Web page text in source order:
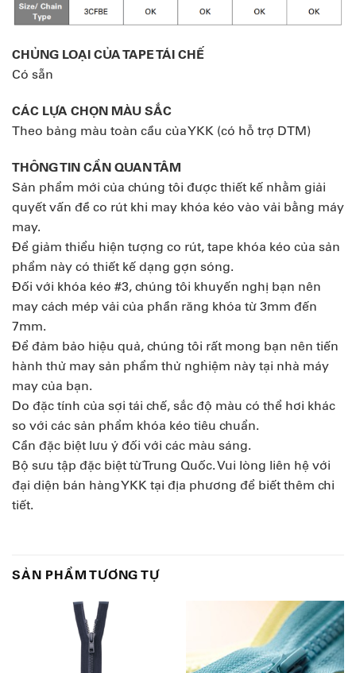
CHỦNG LOẠI CỦA TAPE TÁI CHẾ
Có sẵn
CÁC LỰA CHỌN MÀU SẮC
Theo bảng màu toàn cầu của YKK (có hỗ trợ DTM)
THÔNG TIN CẦN QUAN TÂM
Sản phẩm mới của chúng tôi được thiết kế nhằm giải
quyết vấn đề co rút khi may khóa kéo vào vải bằng máy
may.
Để giảm thiểu hiện tượng co rút, tape khóa kéo của sản
phẩm này có thiết kế dạng gợn sóng.
Đối với khóa kéo #3, chúng tôi khuyến nghị bạn nên
may cách mép vải của phần răng khóa từ 3mm đến
7mm.
Để đảm bảo hiệu quả, chúng tôi rất mong bạn nên tiến
hành thử may sản phẩm thử nghiệm này tại nhà máy
may của bạn.
Do đặc tính của sợi tái chế, sắc độ màu có thể hơi khác
so với các sản phẩm khóa kéo tiêu chuẩn.
Cần đặc biệt lưu ý đối với các màu sáng.
Bộ sưu tập đặc biệt từ Trung Quốc. Vui lòng liên hệ với
đại diện bán hàng YKK tại địa phương để biết thêm chi
tiết.
SẢN PHẨM TƯƠNG TỰ